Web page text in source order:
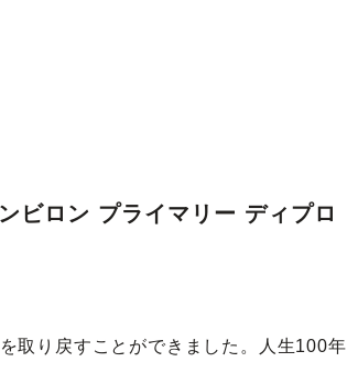
ロン プライマリー ディプロ
取り戻すことができました。人生100年